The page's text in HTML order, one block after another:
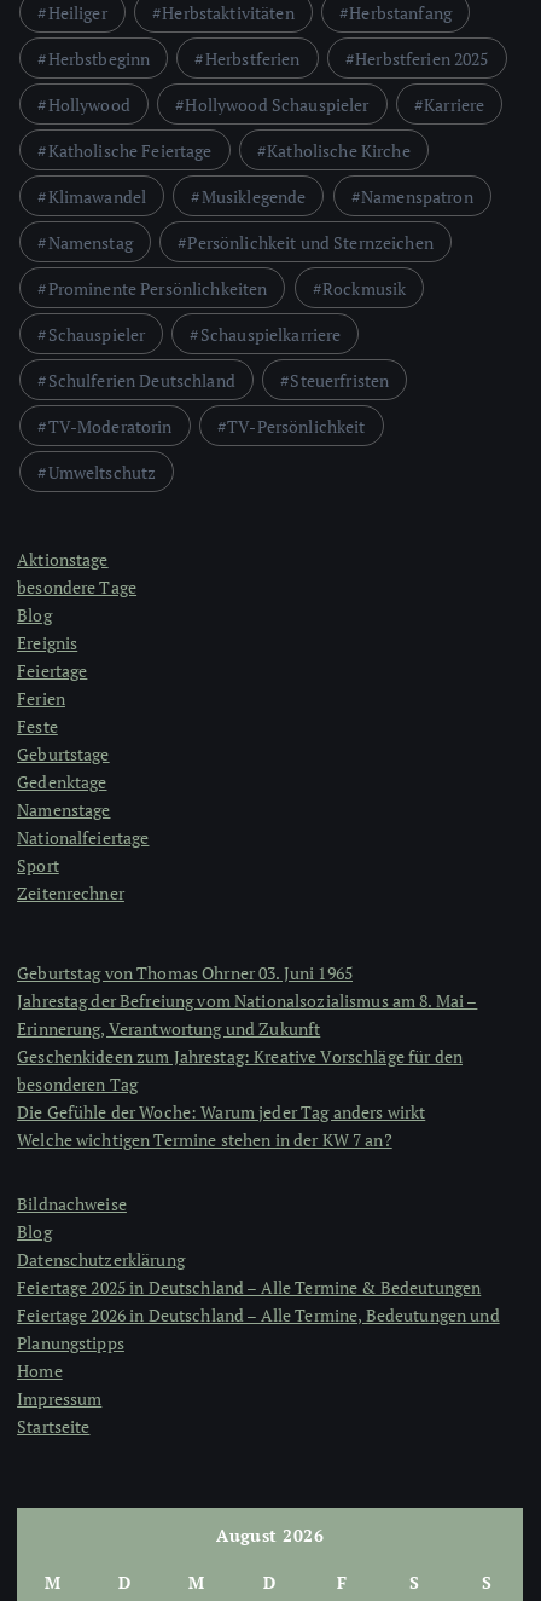
Heiliger
Herbstaktivitäten
Herbstanfang
Herbstbeginn
Herbstferien
Herbstferien 2025
Hollywood
Hollywood Schauspieler
Karriere
Katholische Feiertage
Katholische Kirche
Klimawandel
Musiklegende
Namenspatron
Namenstag
Persönlichkeit und Sternzeichen
Prominente Persönlichkeiten
Rockmusik
Schauspieler
Schauspielkarriere
Schulferien Deutschland
Steuerfristen
TV-Moderatorin
TV-Persönlichkeit
Umweltschutz
Aktionstage
besondere Tage
Blog
Ereignis
Feiertage
Ferien
Feste
Geburtstage
Gedenktage
Namenstage
Nationalfeiertage
Sport
Zeitenrechner
Geburtstag von Thomas Ohrner 03. Juni 1965
Jahrestag der Befreiung vom Nationalsozialismus am 8. Mai –
Erinnerung, Verantwortung und Zukunft
Geschenkideen zum Jahrestag: Kreative Vorschläge für den
besonderen Tag
Die Gefühle der Woche: Warum jeder Tag anders wirkt
Welche wichtigen Termine stehen in der KW 7 an?
Bildnachweise
Blog
Datenschutzerklärung
Feiertage 2025 in Deutschland – Alle Termine & Bedeutungen
Feiertage 2026 in Deutschland – Alle Termine, Bedeutungen und
Planungstipps
Home
Impressum
Startseite
August 2026
M D M D F S S